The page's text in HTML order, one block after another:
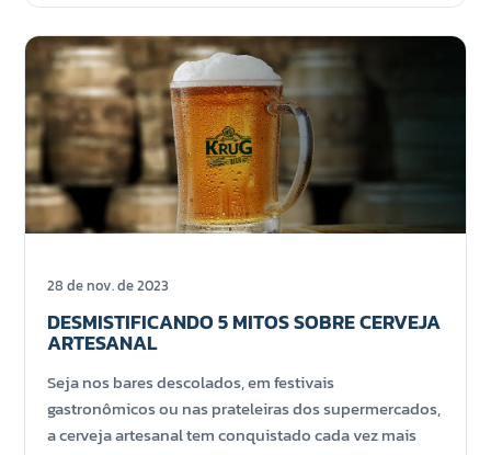
28 de nov. de 2023
DESMISTIFICANDO 5 MITOS SOBRE CERVEJA
ARTESANAL
Seja nos bares descolados, em festivais
gastronômicos ou nas prateleiras dos supermercados,
a cerveja artesanal tem conquistado cada vez mais